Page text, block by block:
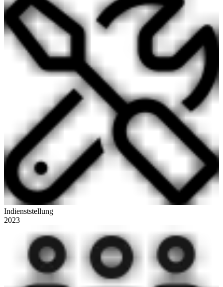
Indienststellung
2023